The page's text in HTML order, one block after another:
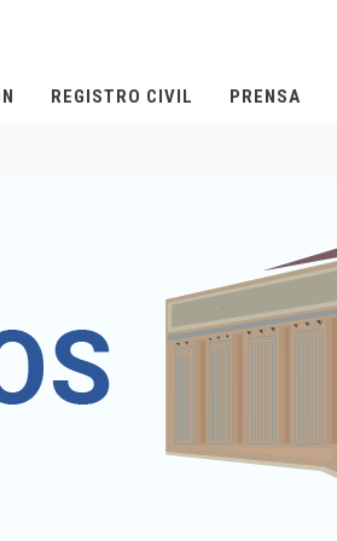
REGISTRO CIVIL PRENSA